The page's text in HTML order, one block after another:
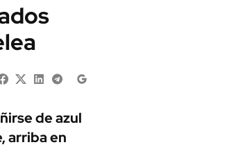
GENERAL
de azul
arriba en